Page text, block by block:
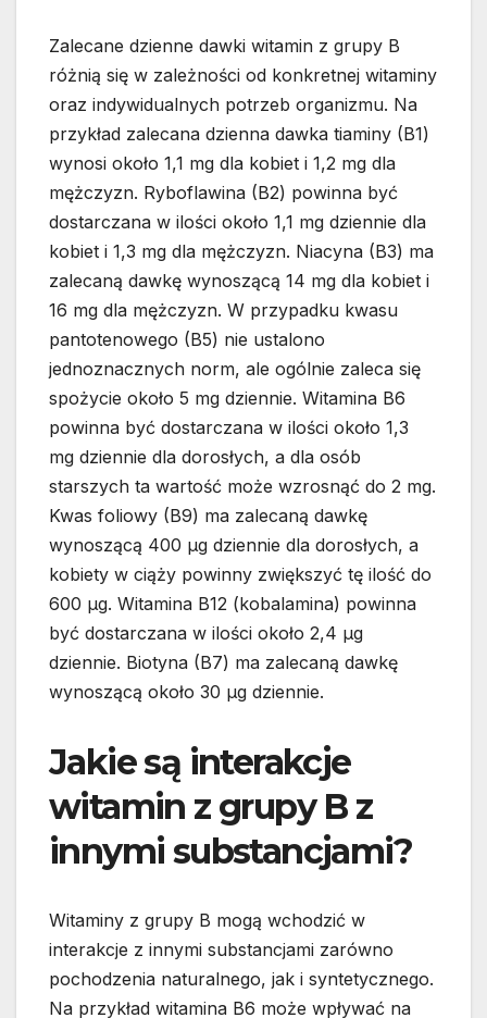
Zalecane dzienne dawki witamin z grupy B
różnią się w zależności od konkretnej witaminy
oraz indywidualnych potrzeb organizmu. Na
przykład zalecana dzienna dawka tiaminy (B1)
wynosi około 1,1 mg dla kobiet i 1,2 mg dla
mężczyzn. Ryboflawina (B2) powinna być
dostarczana w ilości około 1,1 mg dziennie dla
kobiet i 1,3 mg dla mężczyzn. Niacyna (B3) ma
zalecaną dawkę wynoszącą 14 mg dla kobiet i
16 mg dla mężczyzn. W przypadku kwasu
pantotenowego (B5) nie ustalono
jednoznacznych norm, ale ogólnie zaleca się
spożycie około 5 mg dziennie. Witamina B6
powinna być dostarczana w ilości około 1,3
mg dziennie dla dorosłych, a dla osób
starszych ta wartość może wzrosnąć do 2 mg.
Kwas foliowy (B9) ma zalecaną dawkę
wynoszącą 400 µg dziennie dla dorosłych, a
kobiety w ciąży powinny zwiększyć tę ilość do
600 µg. Witamina B12 (kobalamina) powinna
być dostarczana w ilości około 2,4 µg
dziennie. Biotyna (B7) ma zalecaną dawkę
wynoszącą około 30 µg dziennie.
Jakie są interakcje
witamin z grupy B z
innymi substancjami?
Witaminy z grupy B mogą wchodzić w
interakcje z innymi substancjami zarówno
pochodzenia naturalnego, jak i syntetycznego.
Na przykład witamina B6 może wpływać na